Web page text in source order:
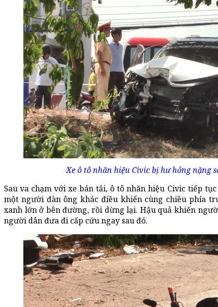
Xe ô tô nhãn hiệu Civic bị hư hỏng nặng
Sau va chạm với xe bán tải, ô tô nhãn hiệu Civic tiếp
một người đàn ông khác điều khiển cùng chiều phía
xanh lớn ở bên đường, rồi dừng lại. Hậu quả khiến
người dân đưa đi cấp cứu ngay sau đó.